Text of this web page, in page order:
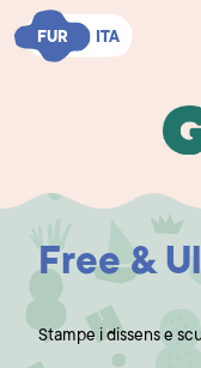
FUR ITA
FUR ITA
Ghiti
Free &
Stampe i dissens e